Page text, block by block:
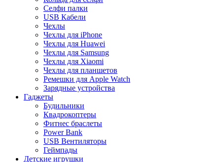
Селфи палки
USB Кабели
Чехлы
Чехлы для iPhone
Чехлы для Huawei
Чехлы для Samsung
Чехлы для Xiaomi
Чехлы для планшетов
Ремешки для Apple Watch
Зарядные устройства
Гаджеты
Будильники
Квадрокоптеры
Фитнес браслеты
Power Bank
USB Вентиляторы
Геймпады
Детские игрушки